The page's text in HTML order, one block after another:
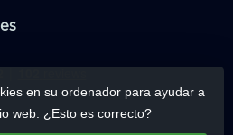
en su ordenador para ayudar a
web. ¿Esto es correcto?